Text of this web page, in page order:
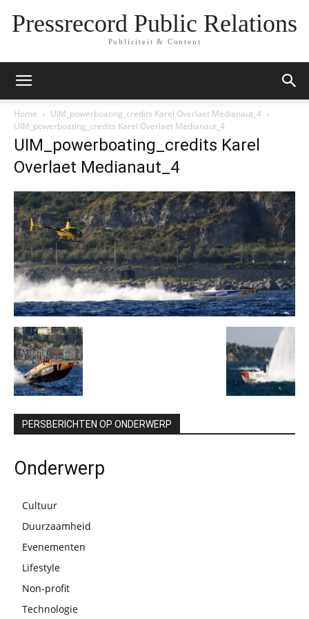
Pressrecord Public Relations
Publiciteit & Content
Home
UIM_powerboating_credits Karel Overlaet Medianaut_4
UIM_powerboating_credits Karel Overlaet Medianaut_4
UIM_powerboating_credits Karel
Overlaet Medianaut_4
PERSBERICHTEN OP ONDERWERP
Onderwerp
Cultuur
Duurzaamheid
Evenementen
Lifestyle
Non-profit
Technologie